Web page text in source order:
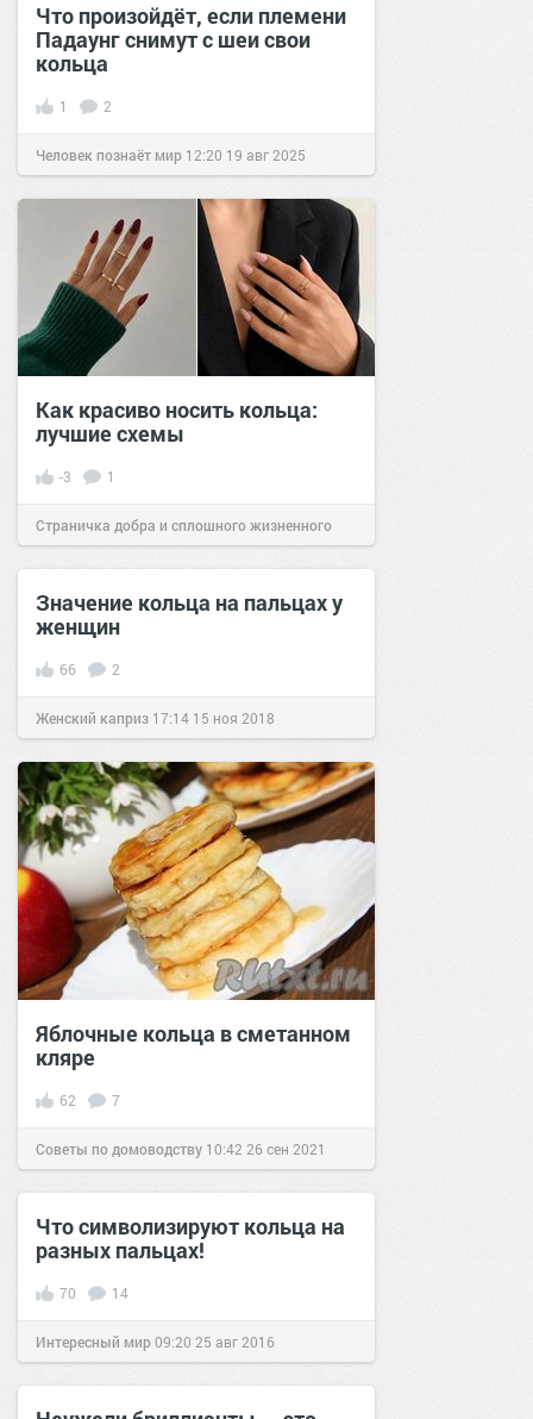
Что произойдёт, если племени
Падаунг снимут с шеи свои
кольца
1 2
Человек познаёт мир 12:20 19 авг 2025
Как красиво носить кольца:
лучшие схемы
-3 1
Страничка добра и сплошного жизненного
позитива! 11:58 28 мар 2026
Значение кольца на пальцах у
женщин
66 2
Женский каприз 17:14 15 ноя 2018
Яблочные кольца в сметанном
кляре
62 7
Советы по домоводству 10:42 26 сен 2021
Что символизируют кольца на
разных пальцах!
70 14
Интересный мир09:20 25 авг 2016